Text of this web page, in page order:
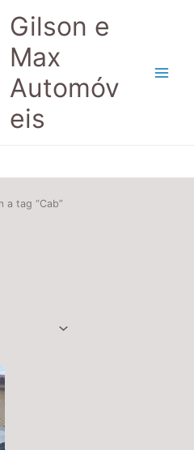
Gilson e
Max
Automóv
eis
a tag “Cab”